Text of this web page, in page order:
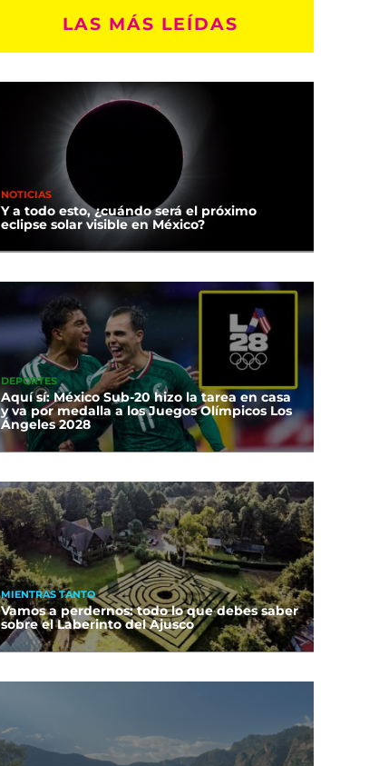
LAS MÁS LEÍDAS
NOTICIAS
Y a todo esto, ¿cuándo será el próximo
eclipse solar visible en México?
DEPORTES
Aquí sí: México Sub-20 hizo la tarea en casa
y va por medalla a los Juegos Olímpicos Los
Ángeles 2028
MIENTRAS TANTO
Vamos a perdernos: todo lo que debes saber
sobre el Laberinto del Ajusco